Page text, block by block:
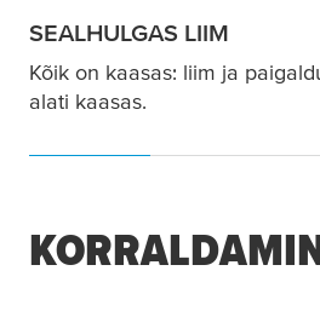
SEALHULGAS LIIM
Kõik on kaasas: liim ja
alati kaasas.